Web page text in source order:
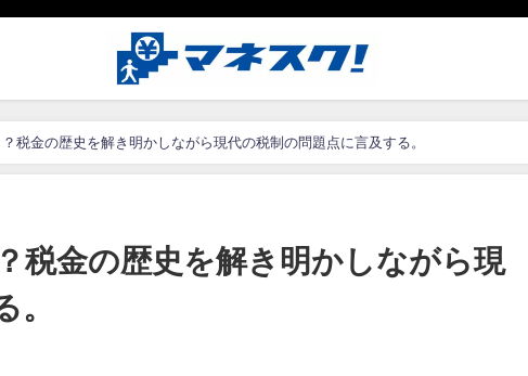
税金の歴史を解き明かしながら現代の税制の問題点に言及する。
税金の歴史を解き明かしながら現
。